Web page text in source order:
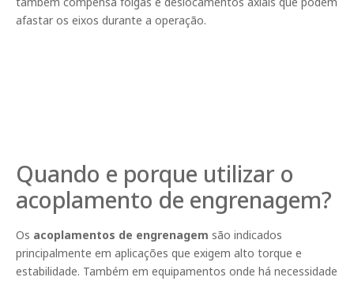
afastar os eixos durante a operação.
Quando e porque utilizar o
acoplamento de engrenagem?
Os acoplamentos de engrenagem são indicados
principalmente em aplicações que exigem alto torque e
estabilidade. Também em equipamentos onde há necessidade